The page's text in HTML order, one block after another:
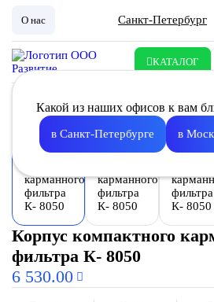
О нас Санкт-Петербург
КАТАЛОГ
Какой из наших офисов к вам
в Санкт-Петербурге в
Корпус компактного
фильтра К- 8050
6 530.00